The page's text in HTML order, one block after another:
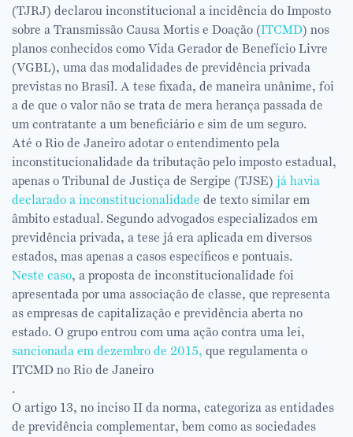
(TJRJ) declarou inconstitucional a incidência do Imposto
sobre a Transmissão Causa Mortis e Doação (ITCMD) nos
planos conhecidos como Vida Gerador de Benefício Livre
(VGBL), uma das modalidades de previdência privada
previstas no Brasil. A tese fixada, de maneira unânime, foi
a de que o valor não se trata de mera herança passada de
um contratante a um beneficiário e sim de um seguro.
Até o Rio de Janeiro adotar o entendimento pela
inconstitucionalidade da tributação pelo imposto estadual,
apenas o Tribunal de Justiça de Sergipe (TJSE) já havia
declarado a inconstitucionalidade de texto similar em
âmbito estadual. Segundo advogados especializados em
previdência privada, a tese já era aplicada em diversos
estados, mas apenas a casos específicos e pontuais.
Neste caso, a proposta de inconstitucionalidade foi
apresentada por uma associação de classe, que representa
as empresas de capitalização e previdência aberta no
estado. O grupo entrou com uma ação contra uma lei,
sancionada em dezembro de 2015, que regulamenta o
ITCMD no Rio de Janeiro
.
O artigo 13, no inciso II da norma, categoriza as entidades
de previdência complementar, bem como as sociedades